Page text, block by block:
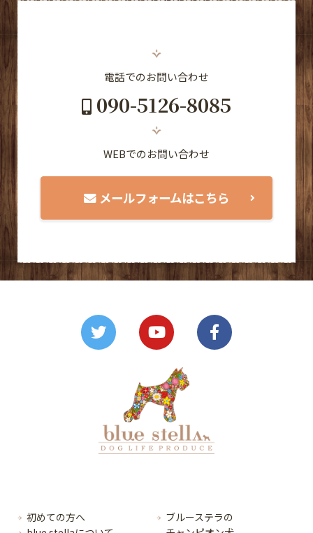
電話でのお問い合わせ
090-5126-8085
WEBでのお問い合わせ
メールフォームはこちら
初めての方へ
ブルーステラの